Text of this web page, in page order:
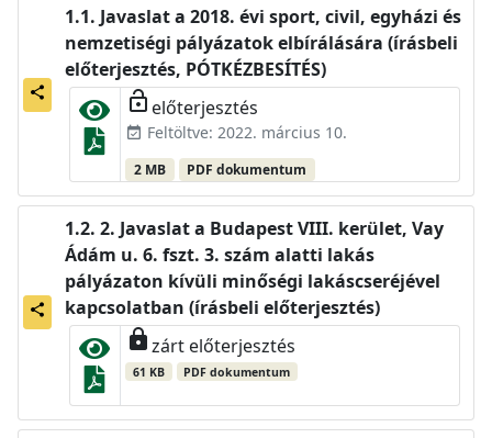
share
Javaslat a 2018. évi sport, civil, egyházi és
nemzetiségi pályázatok elbírálására (írásbeli
előterjesztés, PÓTKÉZBESÍTÉS)
lock_open előterjesztés
event_available Feltöltve: 2022. március 10.
2 MB PDF dokumentum
share
2. Javaslat a Budapest VIII. kerület, Vay
Ádám u. 6. fszt. 3. szám alatti lakás
pályázaton kívüli minőségi lakáscseréjével
kapcsolatban (írásbeli előterjesztés)
lockzárt előterjesztés
61 KB PDF dokumentum